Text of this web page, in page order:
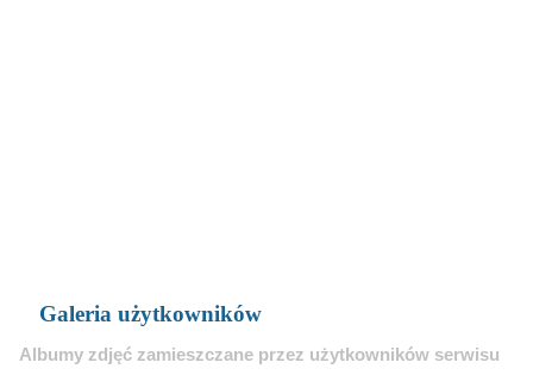
Galeria użytkowników
Albumy zdjęć zamieszczane przez użytkowników serwisu